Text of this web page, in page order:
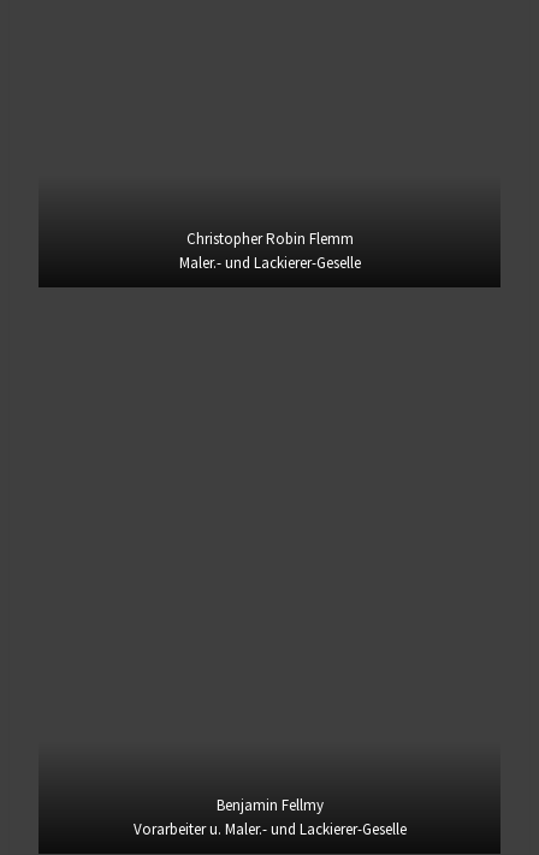
Christopher Robin Flemm
Maler.- und Lackierer-Geselle
Benjamin Fellmy
Vorarbeiter u. Maler.- und Lackierer-Geselle